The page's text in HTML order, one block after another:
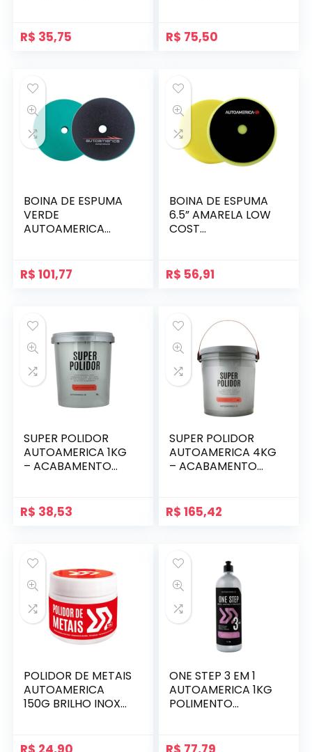
R$ 35,75 R$ 75,50
BOINA DE ESPUMA
VERDE
AUTOAMERICA
R$ 101,77
BOINA DE ESPUMA
6.5” AMARELA LOW
COST
R$ 56,91
SUPER POLIDOR
AUTOAMERICA 1KG
– ACABAMENTO
R$ 38,53
SUPER POLIDOR
AUTOAMERICA 4KG
– ACABAMENTO
R$ 165,42
POLIDOR DE METAIS
AUTOAMERICA
150G BRILHO INOX
ONE STEP 3 EM 1
AUTOAMERICA 1KG
POLIMENTO